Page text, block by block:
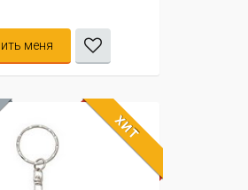
меня
ХИТ